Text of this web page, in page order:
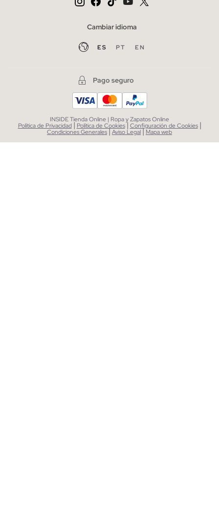
Cambiar idioma
ES PT EN
Pago seguro
INSIDE Tienda Online | Ropa y Zapatos Online
Política de Privacidad | Política de Cookies| Configuración de Cookies |
Condiciones Generales|Aviso Legal| Mapa web